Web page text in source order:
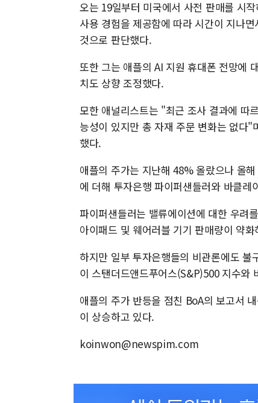
오는 19일부터 미국에서 사전 판매를 시
사용 경험을 제공함에 따라 시간이 지나
것으로 판단했다.
또한 그는 애플의 AI 지원 휴대폰 전망에
치도 상향 조정했다.
모한 애널리스트는 "최근 조사 결과에 따
능성이 있지만 총 자재 주문 변화는 없다
했다.
애플의 주가는 지난해 48% 올랐으나 올
에 더해 투자은행 파이퍼샌들러와 바클
파이퍼샌들러는 밸류에이션에 대한 우려
아이패드 및 웨어러블 기기 판매량이 약
하지만 일부 투자은행들의 비관론에도
이 스탠더드앤드푸어스(S&P)500 지수와
애플의 주가 반등을 점친 BoA의 보고서
이 상승하고 있다.
koinwon@newspim.com